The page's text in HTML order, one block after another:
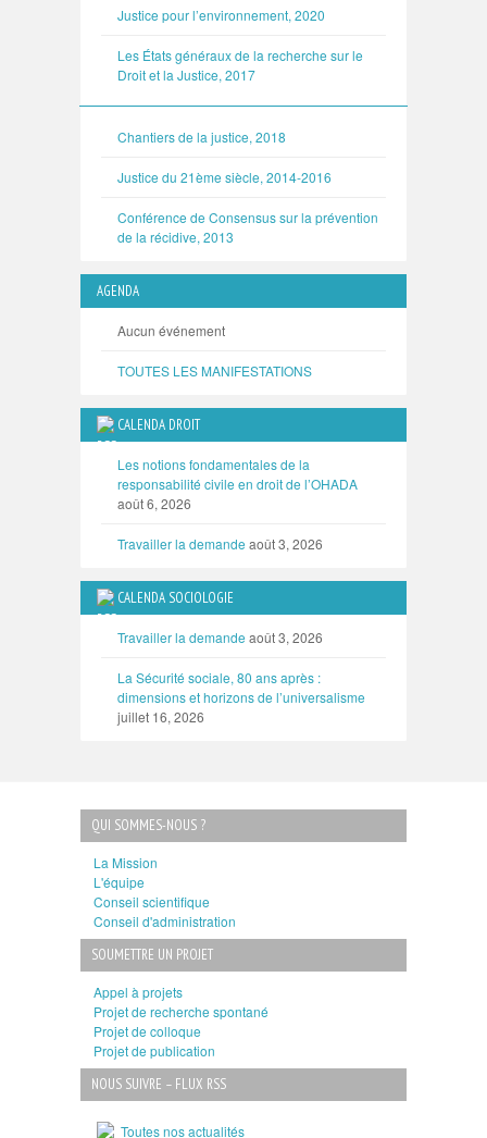
Justice pour l’environnement, 2020
Les États généraux de la recherche sur le
Droit et la Justice, 2017
Chantiers de la justice, 2018
Justice du 21ème siècle, 2014-2016
Conférence de Consensus sur la prévention
de la récidive, 2013
AGENDA
Aucun événement
TOUTES LES MANIFESTATIONS
CALENDA DROIT
Les notions fondamentales de la
responsabilité civile en droit de l’OHADA
août 6, 2026
Travailler la demande août 3, 2026
CALENDA SOCIOLOGIE
Travailler la demande août 3, 2026
La Sécurité sociale, 80 ans après :
dimensions et horizons de l’universalisme
juillet 16, 2026
QUI SOMMES-NOUS ?
La Mission
L'équipe
Conseil scientifique
Conseil d'administration
SOUMETTRE UN PROJET
Appel à projets
Projet de recherche spontané
Projet de colloque
Projet de publication
NOUS SUIVRE – FLUX RSS
Toutes nos actualités